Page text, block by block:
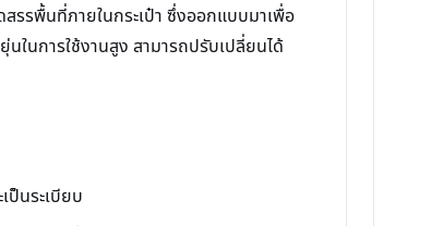
รรพื้นที่ภายในกระเป๋า ซึ่งออกแบบมาเพื่อ
ในการใช้งานสูง สามารถปรับเปลี่ยนได้
ป็นระเบียบ